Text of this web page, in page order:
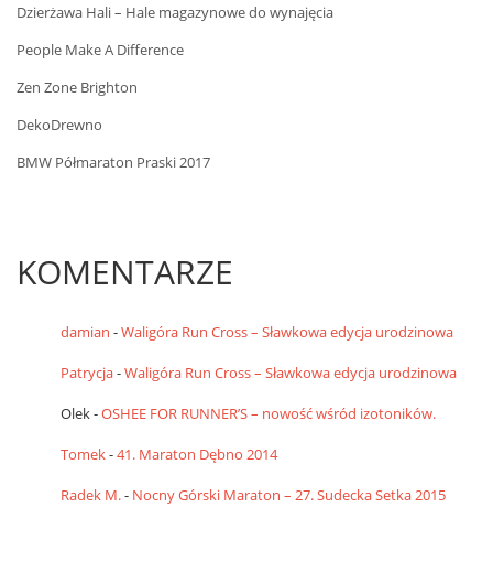
Dzierżawa Hali – Hale magazynowe do wynajęcia
People Make A Difference
Zen Zone Brighton
DekoDrewno
BMW Półmaraton Praski 2017
KOMENTARZE
damian -Waligóra Run Cross – Sławkowa edycja urodzinowa
Patrycja-Waligóra Run Cross – Sławkowa edycja urodzinowa
Olek-OSHEE FOR RUNNER’S – nowość wśród izotoników.
Tomek-41. Maraton Dębno 2014
Radek M.- Nocny Górski Maraton – 27. Sudecka Setka 2015